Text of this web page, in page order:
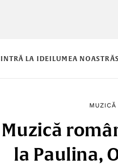
INTRĂ LA IDEILUMEA NOASTRĂ
MUZICĂ
Muzică
la Paulina,